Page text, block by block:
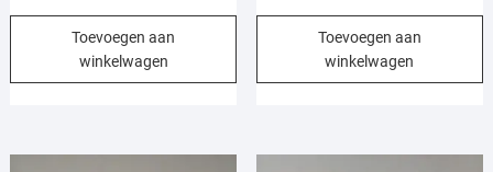
Toevoegen aan
winkelwagen
Toevoegen aan
winkelwagen